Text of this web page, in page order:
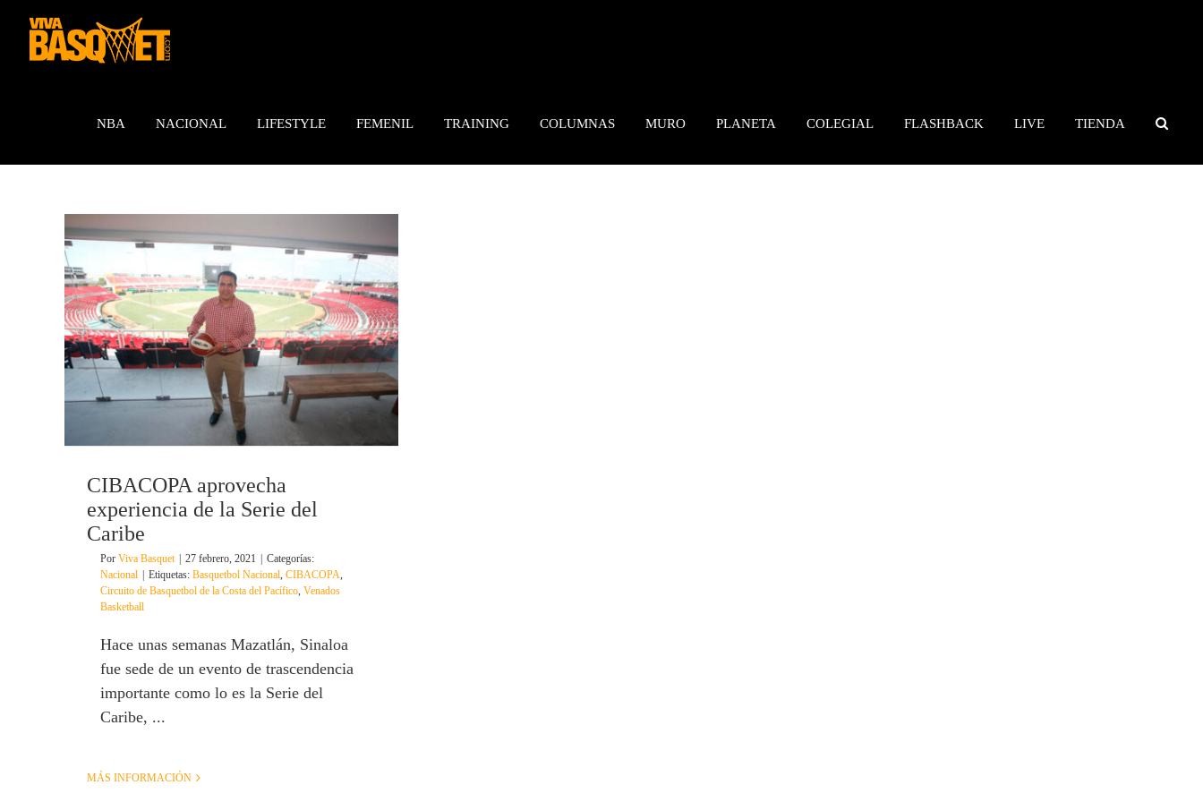
contenido
NBA NACIONAL LIFESTYLE FEMENIL TRAINING COLUMNAS MURO PLANETA COLEGIAL FLASHBACK LIVE TIENDA
CIBACOPA aprovecha
experiencia de la Serie del
Caribe
Por Viva Basquet 27 febrero, 2021
Categorías:
Nacional
Etiquetas: Basquetbol Nacional, CIBACOPA,
Circuito de Basquetbol de la Costa del Pacífico, Venados
Basketball
Hace unas semanas Mazatlán, Sinaloa
fue sede de un evento de trascendencia
importante como lo es la Serie del
Caribe, ...
MÁS INFORMACIÓN